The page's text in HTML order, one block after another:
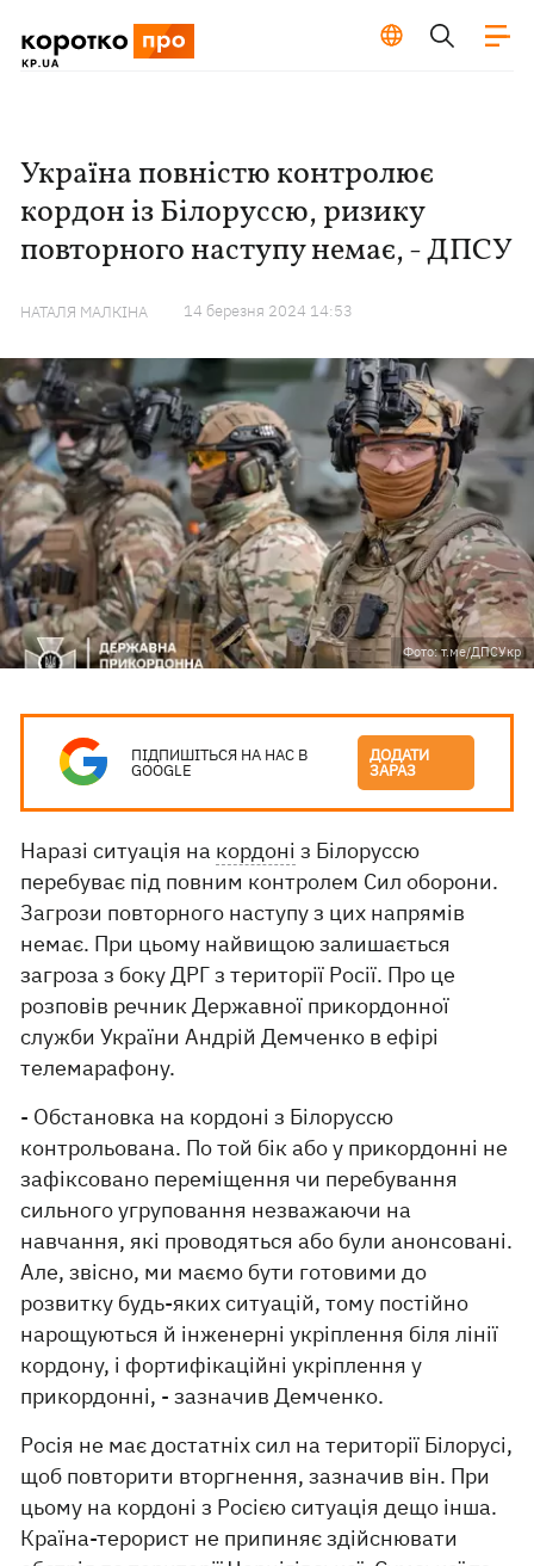
Україна повністю контролює
кордон із Білоруссю, ризику
повторного наступу немає, - ДПСУ
НАТАЛЯ МАЛКІНА 14 березня 2024 14:53
Фото: т.ме/ДПСУкр
ПІДПИШІТЬСЯ НА НАС В
GOOGLE
ДОДАТИ
ЗАРАЗ
Наразі ситуація на кордоні з Білоруссю
перебуває під повним контролем Сил оборони.
Загрози повторного наступу з цих напрямів
немає. При цьому найвищою залишається
загроза з боку ДРГ з території Росії. Про це
розповів речник Державної прикордонної
служби України Андрій Демченко в ефірі
телемарафону.
- Обстановка на кордоні з Білоруссю
контрольована. По той бік або у прикордонні не
зафіксовано переміщення чи перебування
сильного угруповання незважаючи на
навчання, які проводяться або були анонсовані.
Але, звісно, ​​ми маємо бути готовими до
розвитку будь-яких ситуацій, тому постійно
нарощуються й інженерні укріплення біля лінії
кордону, і фортифікаційні укріплення у
прикордонні, - зазначив Демченко.
Росія не має достатніх сил на території Білорусі,
щоб повторити вторгнення, зазначив він. При
цьому на кордоні з Росією ситуація дещо інша.
Країна-терорист не припиняє здійснювати